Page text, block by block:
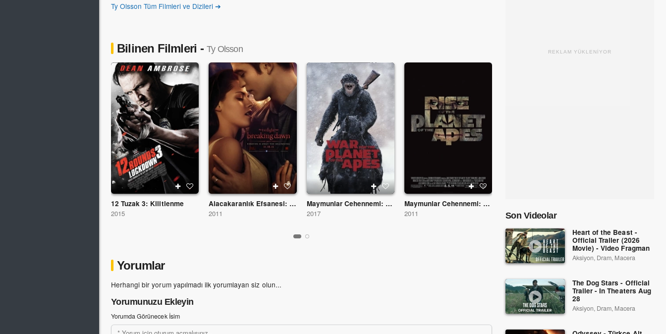
Ty Olsson Tüm Filmleri ve Dizileri ➔
Bilinen Filmleri - Ty Olsson
12 Tuzak 3: Kilitlenme
2015
Alacakaranlık Efsanesi: Şafak Vakti Bölüm 1
2011
Maymunlar Cehennemi: Savaş
2017
Maymunlar Cehennemi: Başlangıç
2011
2003
Yorumlar
Herhangi bir yorum yapılmadı ilk yorumlayan siz olun...
Yorumunuzu Ekleyin
Yorumda Görünecek İsim
REKLAM YÜKLENİYOR
Son Videolar
Heart of the Beast -
Official Trailer (2026
Movie) - Video Fragman
Aksiyon, Dram, Macera
The Dog Stars - Official
Trailer - In Theaters Aug
28
Aksiyon, Dram, Macera